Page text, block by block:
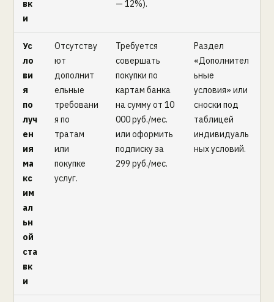
вк
и
— 12%).
Ус
ло
ви
я
по
луч
ен
ия
ма
кс
им
ал
ьн
ой
ста
вк
и
Отсутству
ют
дополнит
ельные
требовани
я по
тратам
или
покупке
услуг.
Требуется
совершать
покупки по
картам банка
на сумму от 10
000 руб./мес.
или оформить
подписку за
299 руб./мес.
Раздел
«Дополнител
ьные
условия» или
сноски под
таблицей
индивидуаль
ных условий.